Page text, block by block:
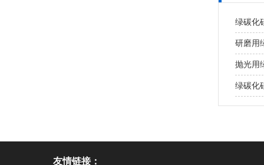
绿碳化
研磨用
抛光用
绿碳化
友情链接：